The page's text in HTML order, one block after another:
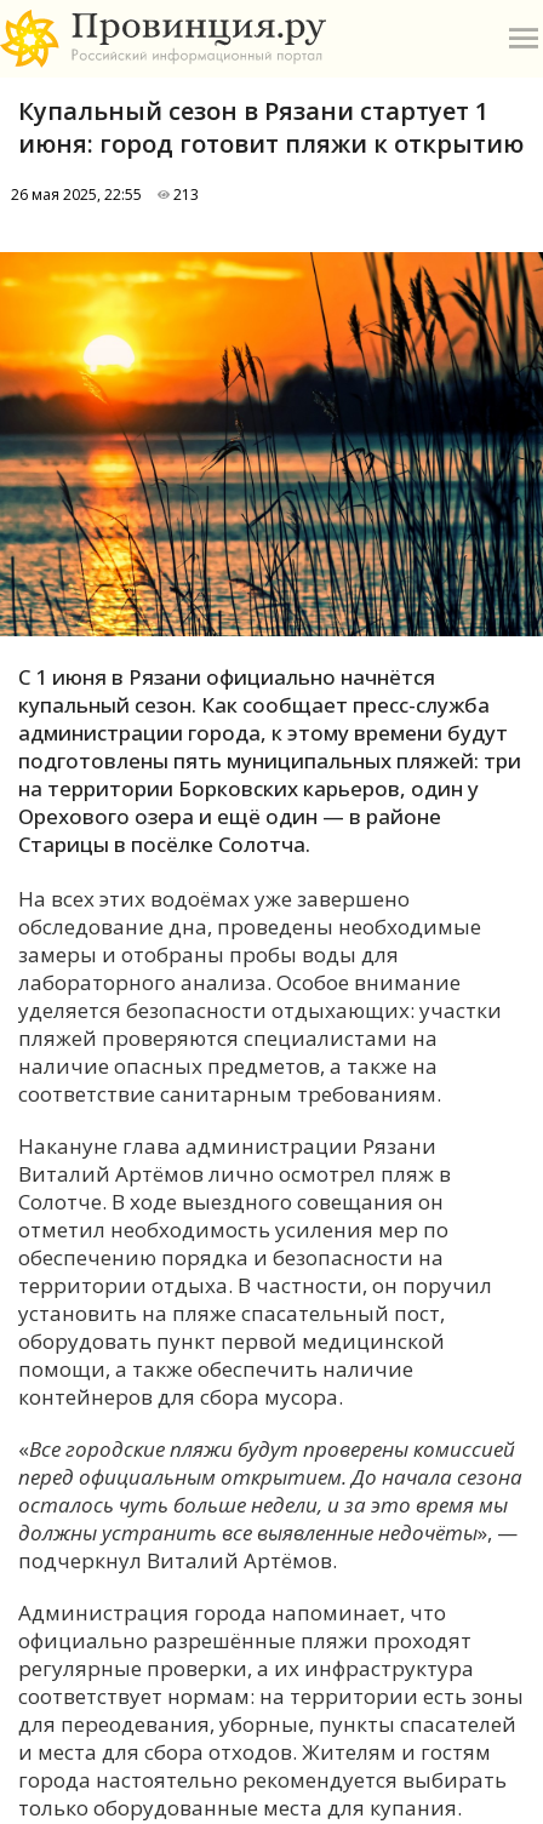
А
Б
В
Е
И
К
М
Н
О
П
Р
С
Т
У
Х
Ч
Я
Купальный сезон в Рязани стартует 1
июня: город готовит пляжи к открытию
26 мая 2025, 22:55 213
С 1 июня в Рязани официально начнётся
купальный сезон. Как сообщает пресс-служба
администрации города, к этому времени будут
подготовлены пять муниципальных пляжей: три
на территории Борковских карьеров, один у
Орехового озера и ещё один — в районе
Старицы в посёлке Солотча.
На всех этих водоёмах уже завершено
обследование дна, проведены необходимые
замеры и отобраны пробы воды для
лабораторного анализа. Особое внимание
уделяется безопасности отдыхающих: участки
пляжей проверяются специалистами на
наличие опасных предметов, а также на
соответствие санитарным требованиям.
Накануне глава администрации Рязани
Виталий Артёмов лично осмотрел пляж в
Солотче. В ходе выездного совещания он
отметил необходимость усиления мер по
обеспечению порядка и безопасности на
территории отдыха. В частности, он поручил
установить на пляже спасательный пост,
оборудовать пункт первой медицинской
помощи, а также обеспечить наличие
контейнеров для сбора мусора.
«Все городские пляжи будут проверены комиссией
перед официальным открытием. До начала сезона
осталось чуть больше недели, и за это время мы
должны устранить все выявленные недочёты», —
подчеркнул Виталий Артёмов.
Администрация города напоминает, что
официально разрешённые пляжи проходят
регулярные проверки, а их инфраструктура
соответствует нормам: на территории есть зоны
для переодевания, уборные, пункты спасателей
и места для сбора отходов. Жителям и гостям
города настоятельно рекомендуется выбирать
только оборудованные места для купания.